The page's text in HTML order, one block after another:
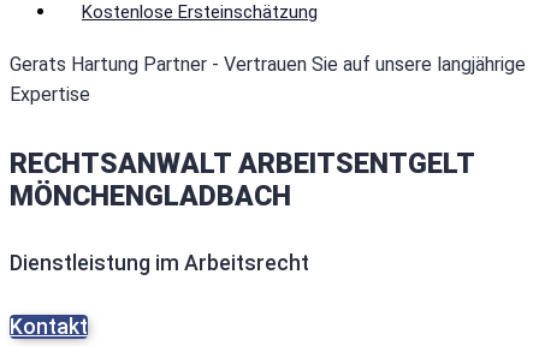
Kostenlose Ersteinschätzung
Gerats Hartung Partner - Vertrauen Sie auf unsere langjährige
Expertise
RECHTSANWALT ARBEITSENTGELT
MÖNCHENGLADBACH
Dienstleistung im Arbeitsrecht
Kontakt